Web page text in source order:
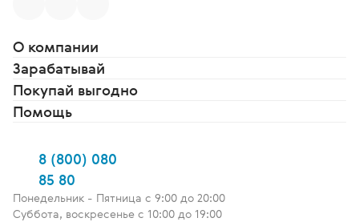
О компании
Зарабатывай
Покупай выгодно
Помощь
8 (800) 080
85 80
Понедельник - Пятница c 9:00 до 20:00
Суббота, воскресенье с 10:00 до 19:00